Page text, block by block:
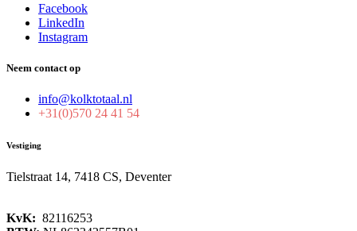
Facebook
LinkedIn
Instagram
Neem contact op
info@kolktotaal.nl
+31(0)570 24 41 54
Vestiging
Tielstraat 14, 7418 CS, Deventer
KvK: 82116253